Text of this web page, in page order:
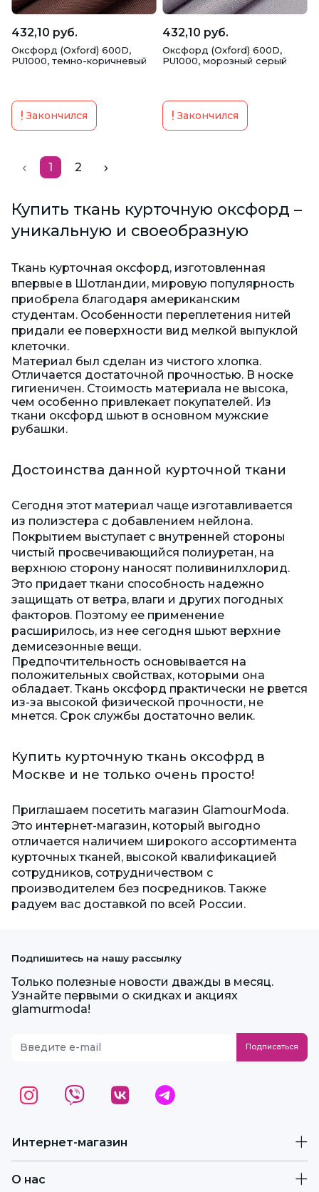
432,10 руб.
Оксфорд (Oxford) 600D,
PU1000, темно-коричневый
Закончился
432,10 руб.
Оксфорд (Oxford) 600D,
PU1000, морозный серый
Закончился
1 2
Купить ткань курточную оксфорд –
уникальную и своеобразную
Ткань курточная оксфорд, изготовленная
впервые в Шотландии, мировую популярность
приобрела благодаря американским
студентам. Особенности переплетения нитей
придали ее поверхности вид мелкой выпуклой
клеточки.
Материал был сделан из чистого хлопка.
Отличается достаточной прочностью. В носке
гигиеничен. Стоимость материала не высока,
чем особенно привлекает покупателей. Из
ткани оксфорд шьют в основном мужские
рубашки.
Достоинства данной курточной ткани
Сегодня этот материал чаще изготавливается
из полиэстера с добавлением нейлона.
Покрытием выступает с внутренней стороны
чистый просвечивающийся полиуретан, на
верхнюю сторону наносят поливинилхлорид.
Это придает ткани способность надежно
защищать от ветра, влаги и других погодных
факторов. Поэтому ее применение
расширилось, из нее сегодня шьют верхние
демисезонные вещи.
Предпочтительность основывается на
положительных свойствах, которыми она
обладает. Ткань оксфорд практически не рвется
из-за высокой физической прочности, не
мнется. Срок службы достаточно велик.
Купить курточную ткань оксофрд в
Москве и не только очень просто!
Приглашаем посетить магазин GlamourModa.
Это интернет-магазин, который выгодно
отличается наличием широкого ассортимента
курточных тканей, высокой квалификацией
сотрудников, сотрудничеством с
производителем без посредников. Также
радуем вас доставкой по всей России.
Интернет-магазин
О нас
Подпишитесь на нашу рассылку
Только полезные новости дважды в месяц.
Узнайте первыми о скидках и акциях
glamurmoda!